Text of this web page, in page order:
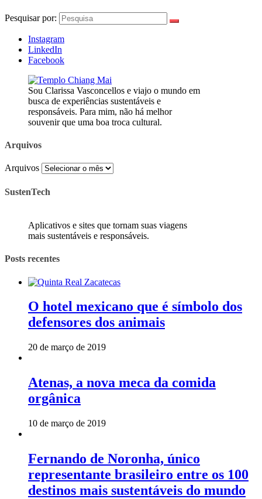
Pesquisar por:
Instagram
LinkedIn
Facebook
Sou Clarissa Vasconcellos e viajo o mundo em
busca de experiências sustentáveis e
responsáveis. Para mim, não há melhor
souvenir que uma boa troca cultural.
Arquivos
Arquivos
SustenTech
Aplicativos e sites que tornam suas viagens
mais sustentáveis e responsáveis.
Posts recentes
O hotel mexicano que é símbolo dos
defensores dos animais
20 de março de 2019
Atenas, a nova meca da comida
orgânica
10 de março de 2019
Fernando de Noronha, único
representante brasileiro entre os 100
destinos mais sustentáveis do mundo